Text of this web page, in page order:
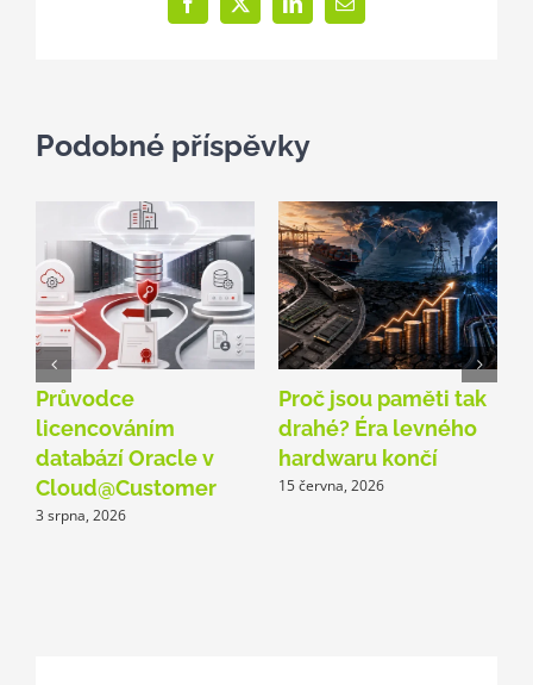
Facebook
X LinkedIn
E-
mail
Podobné příspěvky
Průvodce
licencováním
databází Oracle v
Cloud@Customer
3 srpna, 2026
Proč jsou paměti tak
drahé? Éra levného
hardwaru končí
15 června, 2026